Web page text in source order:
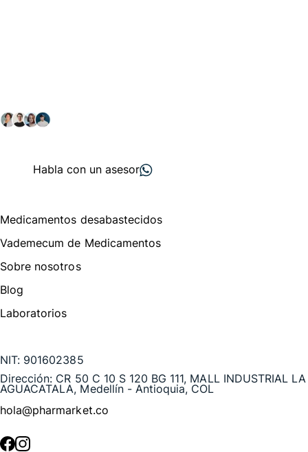
Habla con un asesor
Medicamentos desabastecidos
Vademecum de Medicamentos
Sobre nosotros
Blog
Laboratorios
NIT: 901602385
Dirección: CR 50 C 10 S 120 BG 111, MALL INDUSTRIAL LA
AGUACATALA, Medellín - Antioquia, COL
hola@pharmarket.co